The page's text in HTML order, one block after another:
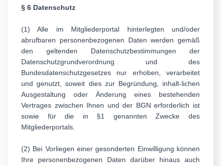
§ 6 Datenschutz
(1) Alle im Mitgliederportal hinterlegten und/oder
abrufbaren personenbezogenen Daten werden gemäß
den geltenden Datenschutzbestimmungen der
Datenschutzgrundverordnung und des
Bundesdatenschutzgesetzes nur erhoben, verarbeitet
und genutzt, soweit dies zur Begründung, inhalt-lichen
Ausgestaltung oder Änderung eines bestehenden
Vertrages zwischen Ihnen und der BGN erforderlich ist
sowie für die in §1 genannten Zwecke des
Mitgliederportals.
(2) Bei Vorliegen einer gesonderten Einwilligung können
Ihre personenbezogenen Daten darüber hinaus auch